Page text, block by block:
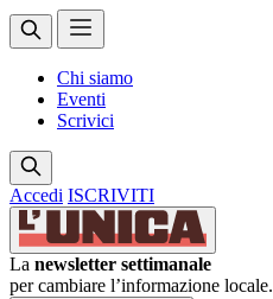
Chi siamo
Eventi
Scrivici
Accedi ISCRIVITI
La newsletter settimanale
per cambiare l’informazione locale.